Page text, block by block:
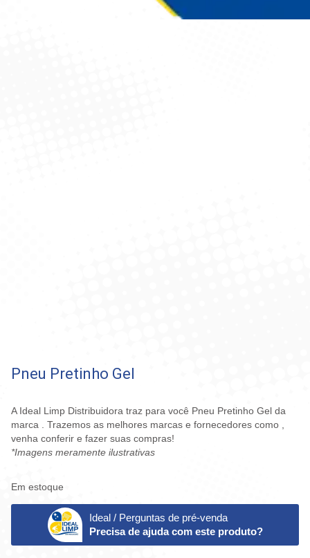
Pneu Pretinho Gel
A Ideal Limp Distribuidora traz para você Pneu Pretinho Gel da
marca . Trazemos as melhores marcas e fornecedores como ,
venha conferir e fazer suas compras!
*Imagens meramente ilustrativas
Em estoque
Ideal / Perguntas de pré-venda
Precisa de ajuda com este produto?